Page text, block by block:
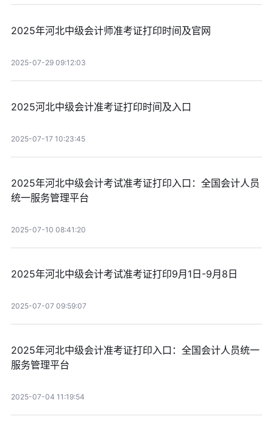
2025年河北中级会计师准考证打印时间及官网
2025-07-29 09:12:03
2025河北中级会计准考证打印时间及入口
2025-07-17 10:23:45
2025年河北中级会计考试准考证打印入口：全国会计人员
统一服务管理平台
2025-07-10 08:41:20
2025年河北中级会计考试准考证打印9月1日-9月8日
2025-07-07 09:59:07
2025年河北中级会计准考证打印入口：全国会计人员统一
服务管理平台
2025-07-04 11:19:54